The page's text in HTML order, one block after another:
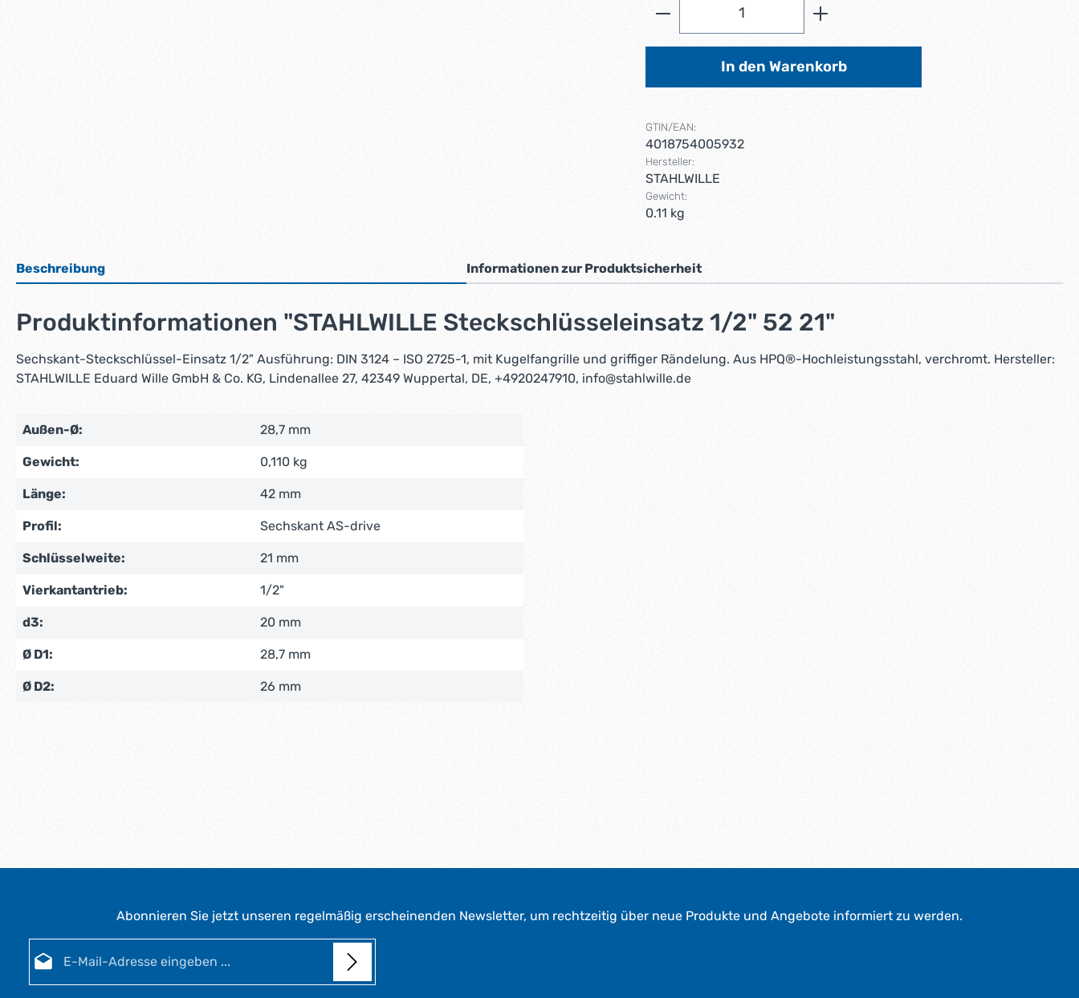
Produkt Anzahl: Gib den gewünschten Wert
In den Warenkorb
GTIN/EAN:
4018754005932
Hersteller:
STAHLWILLE
Gewicht:
0.11 kg
Beschreibung Informationen zur Produktsicherheit
Produktinformationen "STAHLWILLE Steckschlüsseleinsatz 1/2" 52 21"
Sechskant-Steckschlüssel-Einsatz 1/2" Ausführung: DIN 3124 – ISO 2725-1, mit Kugelfangrille und griffiger Rändelung. Aus HPQ®-Hochleistungsstahl, verchromt. Hersteller:
STAHLWILLE Eduard Wille GmbH & Co. KG, Lindenallee 27, 42349 Wuppertal, DE, +4920247910, info@stahlwille.de
Außen-Ø: 28,7 mm
Gewicht: 0,110 kg
Länge: 42 mm
Profil: Sechskant AS-drive
Schlüsselweite: 21 mm
Vierkantantrieb: 1/2"
d3: 20 mm
Ø D1: 28,7 mm
Ø D2: 26 mm
Abonnieren Sie jetzt unseren regelmäßig erscheinenden Newsletter, um rechtzeitig über neue Produkte und Angebote informiert zu werden.